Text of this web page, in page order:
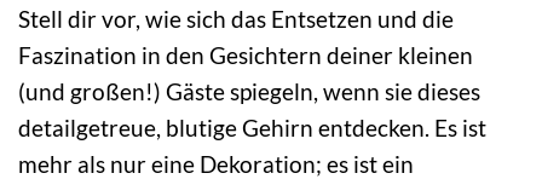
Stell dir vor, wie sich das Entsetzen und die
Faszination in den Gesichtern deiner kleinen
(und großen!) Gäste spiegeln, wenn sie dieses
detailgetreue, blutige Gehirn entdecken. Es ist
mehr als nur eine Dekoration; es ist ein